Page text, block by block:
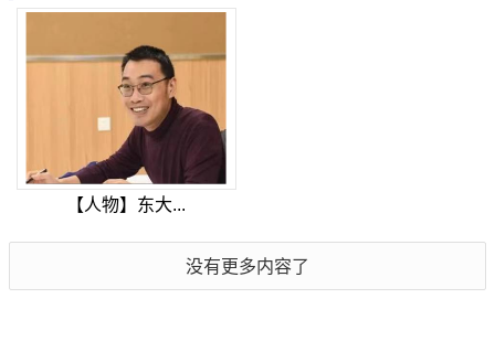
【人物】东大...
没有更多内容了